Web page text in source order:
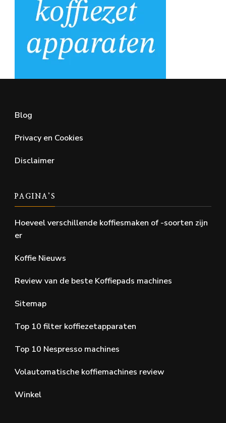
Blog
Privacy en Cookies
Disclaimer
PAGINA’S
Hoeveel verschillende koffiesmaken of -soorten zijn
er
Koffie Nieuws
Review van de beste Koffiepads machines
Sitemap
Top 10 filter koffiezetapparaten
Top 10 Nespresso machines
Volautomatische koffiemachines review
Winkel